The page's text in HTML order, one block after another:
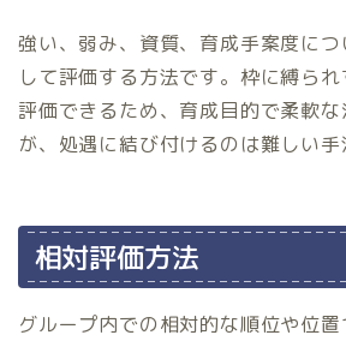
強い、弱み、資質、育成手案度に
して評価する方法です。枠に縛ら
評価できるため、育成目的で柔軟
が、処遇に結び付けるのは難しい手
相対評価方法
グループ内での相対的な順位や位